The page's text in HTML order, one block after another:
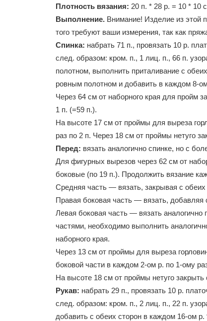
Плотность вязания: 20 п. * 28 р. = 10 * 10
Выполнение. Внимание! Изделие из этой
того требуют ваши измерения, так как
Спинка: набрать 71 п., провязать 10 р.
след. образом: кром. п., 1 лиц. п., 66 п.
полотном, выполнить приталивание с
ровным полотном и добавить в каждом 8-
Через 64 см от наборного края для пройм
1 п. (=59 п.).
На высоте 17 см от проймы для выреза
раз по 2 п. Через 18 см от проймы нетуго
Перед: вязать аналогично спинке, но с
Для фигурных вырезов через 62 см от
боковые (по 19 п.). Продолжить вязание
Средняя часть — вязать, закрывая с
Правая боковая часть — вязать,
Левая боковая часть — вязать
частями, необходимо выполнить
наборного края.
Через 13 см от проймы для выреза
боковой части в каждом 2-ом р. по 1-ому
На высоте 18 см от проймы нетуго
Рукав: набрать 29 п., провязать 10 р.
след. образом: кром. п., 2 лиц. п., 22 п.
добавить с обеих сторон в каждом 16-ом